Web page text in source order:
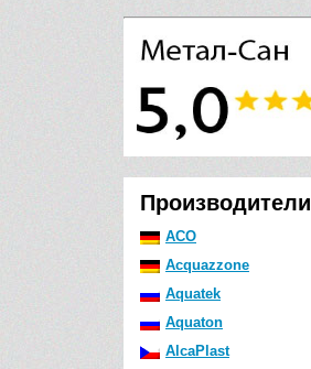
Производители
ACO
Acquazzone
Aquatek
Aquaton
AlcaPlast